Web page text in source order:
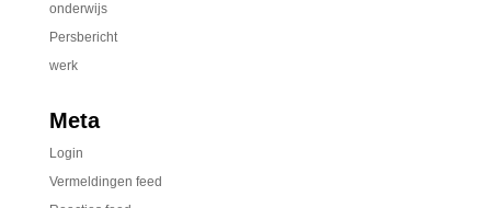
onderwijs
Persbericht
werk
Meta
Login
Vermeldingen feed